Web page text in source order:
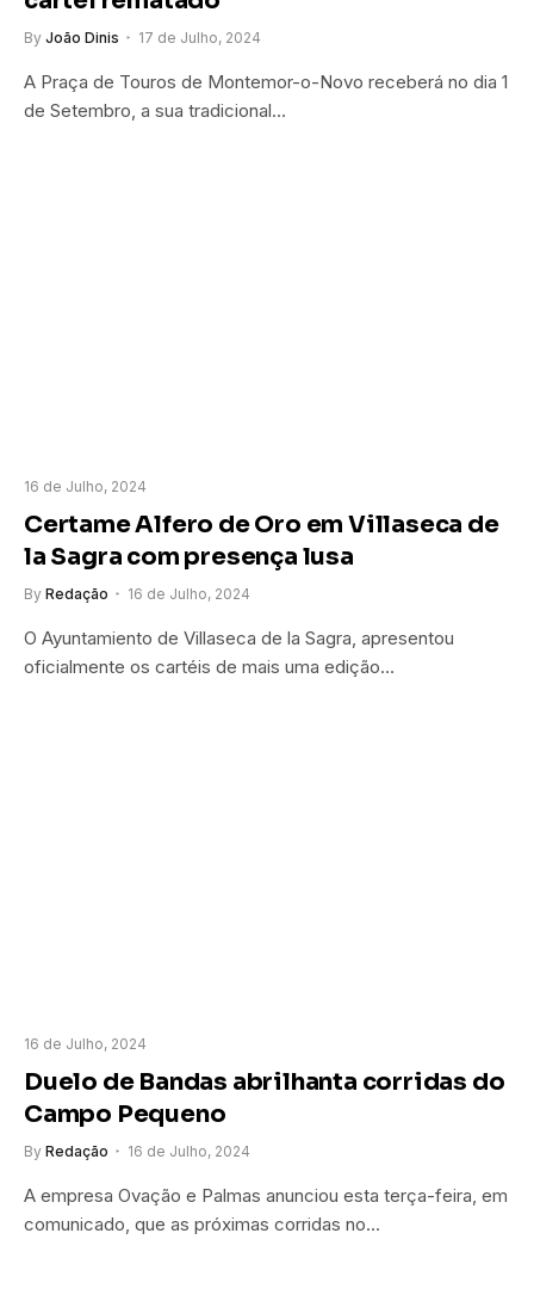
By João Dinis 17 de Julho, 2024
A Praça de Touros de Montemor-o-Novo receberá no dia 1
de Setembro, a sua tradicional…
16 de Julho, 2024
Certame Alfero de Oro em Villaseca de
la Sagra com presença lusa
By Redação 16 de Julho, 2024
O Ayuntamiento de Villaseca de la Sagra, apresentou
oficialmente os cartéis de mais uma edição…
16 de Julho, 2024
Duelo de Bandas abrilhanta corridas do
Campo Pequeno
By Redação 16 de Julho, 2024
A empresa Ovação e Palmas anunciou esta terça-feira, em
comunicado, que as próximas corridas no…